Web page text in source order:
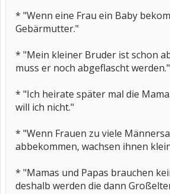
* "Wenn eine Frau ein Baby
Gebärmutter."
* "Mein kleiner Bruder ist schon
muss er noch abgeflascht werden."
* "Ich heirate später mal die
will ich nicht."
* "Wenn Frauen zu viele
abbekommen, wachsen ihnen
* "Mamas und Papas brauchen
deshalb werden die dann